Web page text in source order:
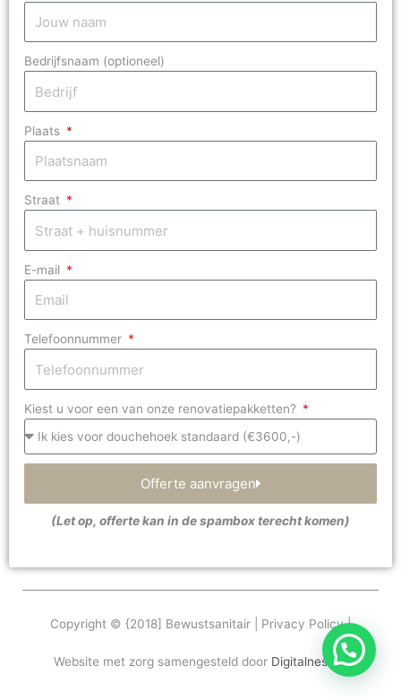
Bedrijfsnaam (optioneel)
Plaats
Straat
E-mail
Telefoonnummer
Kiest u voor een van onze renovatiepakketten?
Offerte aanvragen
(Let op, offerte kan in de spambox terecht komen)
Copyright © {2018] Bewustsanitair | Privacy Policy |
Website met zorg samengesteld door Digitalness